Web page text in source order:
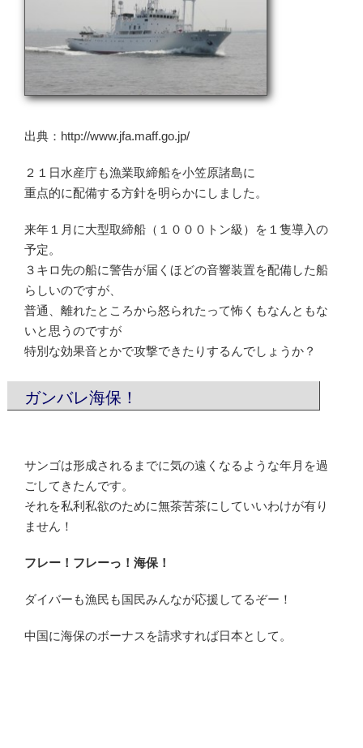
出典：http://www.jfa.maff.go.jp/
２１日水産庁も漁業取締船を小笠原諸島に
重点的に配備する方針を明らかにしました。
来年１月に大型取締船（１０００トン級）を１隻導入の
予定。
３キロ先の船に警告が届くほどの音響装置を配備した船
らしいのですが、
普通、離れたところから怒られたって怖くもなんともな
いと思うのですが
特別な効果音とかで攻撃できたりするんでしょうか？
ガンバレ海保！
サンゴは形成されるまでに気の遠くなるような年月を過
ごしてきたんです。
それを私利私欲のために無茶苦茶にしていいわけが有り
ません！
フレー！フレーっ！海保！
ダイバーも漁民も国民みんなが応援してるぞー！
中国に海保のボーナスを請求すれば日本として。